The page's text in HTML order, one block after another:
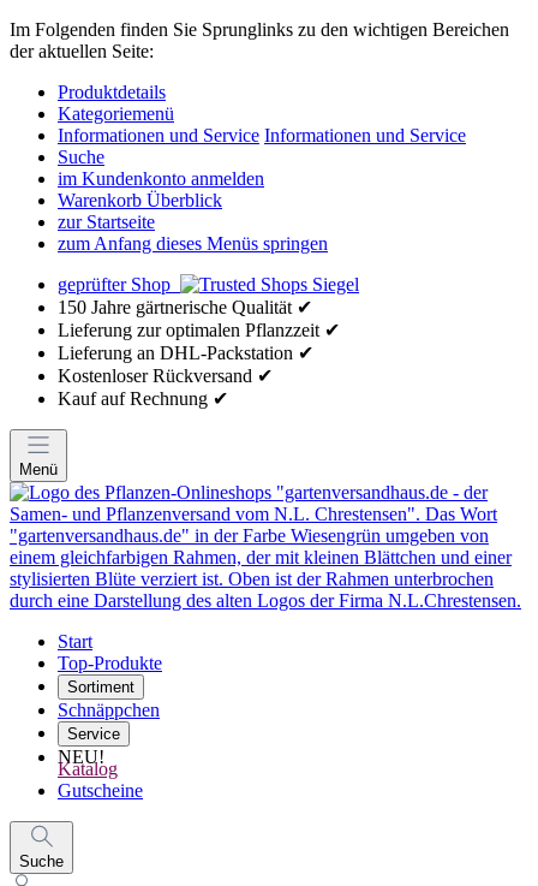
Im Folgenden finden Sie Sprunglinks zu den wichtigen Bereichen
der aktuellen Seite:
Produktdetails
Kategoriemenü
Informationen und Service Informationen und Service
Suche
im Kundenkonto anmelden
Warenkorb Überblick
zur Startseite
zum Anfang dieses Menüs springen
geprüfter Shop
150 Jahre gärtnerische Qualität ✔
Lieferung zur optimalen Pflanzzeit ✔
Lieferung an DHL-Packstation ✔
Kostenloser Rückversand ✔
Kauf auf Rechnung ✔
Menü
Start
Top-Produkte
Sortiment
Schnäppchen
Service
NEU!
Katalog
Gutscheine
Suche